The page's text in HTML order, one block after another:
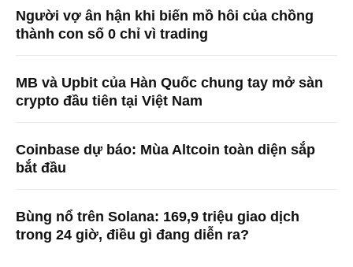
Người vợ ân hận khi biến mồ hôi của chồng
thành con số 0 chỉ vì trading
MB và Upbit của Hàn Quốc chung tay mở sàn
crypto đầu tiên tại Việt Nam
Coinbase dự báo: Mùa Altcoin toàn diện sắp
bắt đầu
Bùng nổ trên Solana: 169,9 triệu giao dịch
trong 24 giờ, điều gì đang diễn ra?